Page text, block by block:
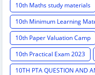
10th Maths study materials
10th Minimum Learning
10th Paper Valuation Camp
10th Practical Exam 2023
10TH PTA QUESTION AND